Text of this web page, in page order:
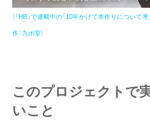
（「HB」で連載中の「10年かけて本作りについて
作：九ポ堂）
このプロジェクトで
いこと